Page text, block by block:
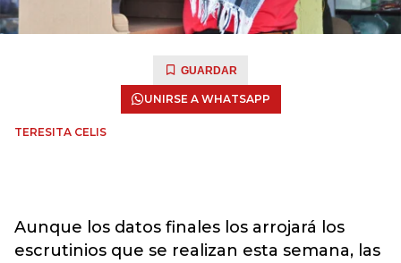
GUARDAR
UNIRSE A WHATSAPP
TERESITA CELIS
Aunque los datos finales los arrojará los
escrutinios que se realizan esta semana, las